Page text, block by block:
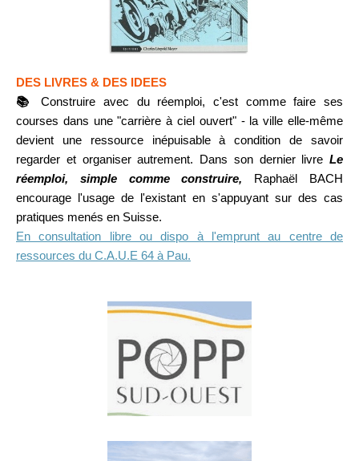
DES LIVRES & DES IDEES
📚Construire avec du réemploi, c'est comme faire ses
courses dans une "carrière à ciel ouvert" - la ville elle-même
devient une ressource inépuisable à condition de savoir
regarder et organiser autrement. Dans son dernier livre Le
réemploi, simple comme construire, Raphaël BACH
encourage l'usage de l'existant en s'appuyant sur des cas
pratiques menés en Suisse.
En consultation libre ou dispo à l'emprunt au centre de
ressources du C.A.U.E 64 à Pau.